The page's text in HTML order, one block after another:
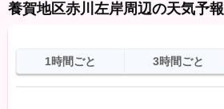
養賀地区赤川左岸周辺の天気予報
1時間ごと 3時間ごと